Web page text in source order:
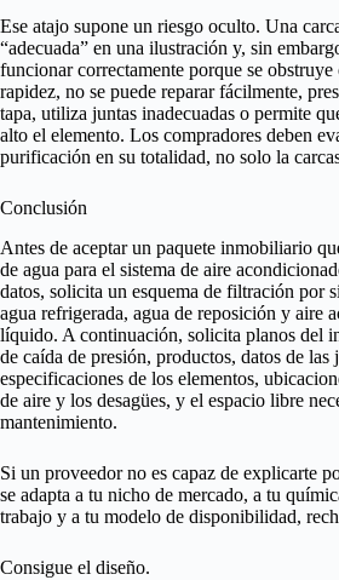
Ese atajo supone un riesgo oculto. Una
“adecuada” en una ilustración y, sin
funcionar correctamente porque se obstruye
rapidez, no se puede reparar fácilmente,
tapa, utiliza juntas inadecuadas o permite
alto el elemento. Los compradores deben
purificación en su totalidad, no solo la
Conclusión
Antes de aceptar un paquete inmobiliario
de agua para el sistema de aire
datos, solicita un esquema de filtración por
agua refrigerada, agua de reposición y aire
líquido. A continuación, solicita planos del
de caída de presión, productos, datos de las
especificaciones de los elementos,
de aire y los desagües, y el espacio libre
mantenimiento.
Si un proveedor no es capaz de explicarte
se adapta a tu nicho de mercado, a tu
trabajo y a tu modelo de disponibilidad,
Consigue el diseño.